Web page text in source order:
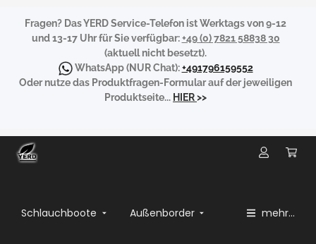
Fragen? Das YERD Service-Telefon ist Werktags von 9-12
und 13-17 Uhr für Sie verfügbar:+49 (0) 7821 58838 30
(aktuell nicht besetzt).
WhatsApp(NUR Chat):+491796159552
Oder nutze das Produktfragen-Formular auf der jeweiligen
Produktseite... HIER>>
Schlauchboote Außenborder mehr...